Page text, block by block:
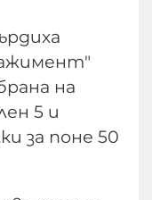
на
5 и
за поне 50